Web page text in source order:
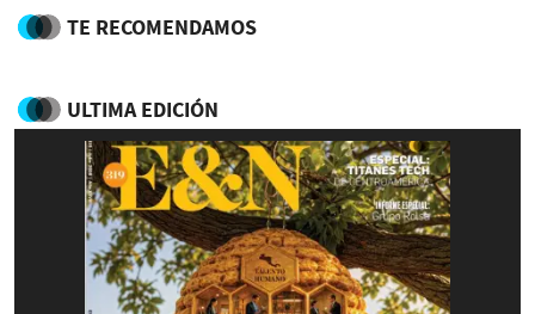
TE RECOMENDAMOS
ULTIMA EDICIÓN